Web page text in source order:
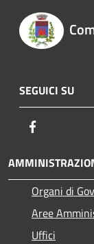
SEGUICI SU
Organi di
Aree
Uffici